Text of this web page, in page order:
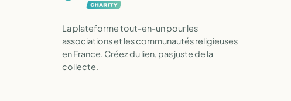
La plateforme tout-en-un pour les
associations et les communautés religieuses
en France. Créez du lien, pas juste de la
collecte.